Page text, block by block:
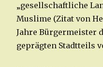
„gesellschaftliche
Muslime (Zitat von
Jahre Bürgermeister
geprägten Stadtteils